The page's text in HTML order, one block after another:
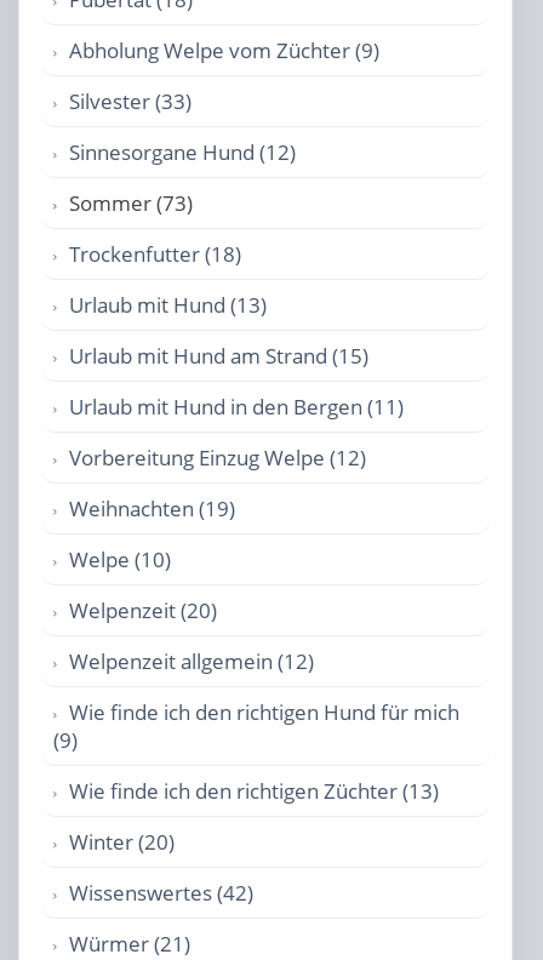
Abholung Welpe vom Züchter (9)
Silvester (33)
Sinnesorgane Hund (12)
Sommer (73)
Trockenfutter (18)
Urlaub mit Hund (13)
Urlaub mit Hund am Strand (15)
Urlaub mit Hund in den Bergen (11)
Vorbereitung Einzug Welpe (12)
Weihnachten (19)
Welpe (10)
Welpenzeit (20)
Welpenzeit allgemein (12)
Wie finde ich den richtigen Hund für mich
(9)
Wie finde ich den richtigen Züchter (13)
Winter (20)
Wissenswertes (42)
Würmer (21)